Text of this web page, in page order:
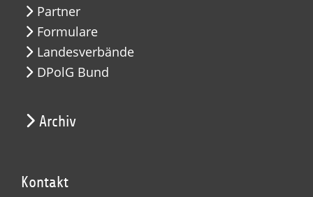
Partner
Formulare
Landesverbände
DPolG Bund
Archiv
Kontakt